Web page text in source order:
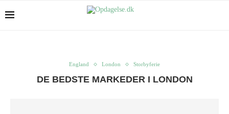
England London Storbyferie
DE BEDSTE MARKEDER I LONDON